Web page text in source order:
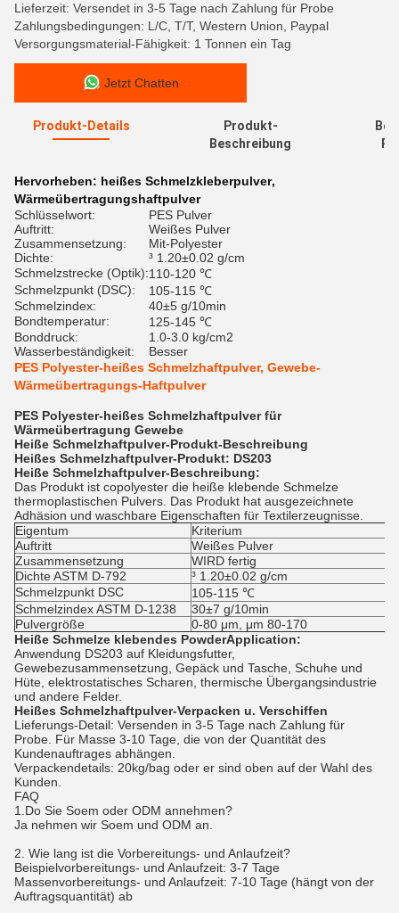
Lieferzeit: Versendet in 3-5 Tage nach Zahlung für Probe
Zahlungsbedingungen: L/C, T/T, Western Union, Paypal
Versorgungsmaterial-Fähigkeit: 1 Tonnen ein Tag
Jetzt Chatten
Produkt-Details
Produkt-
Beschreibung
Hervorheben: heißes Schmelzkleberpulver,
Wärmeübertragungshaftpulver
Schlüsselwort:
PES Pulver
Auftritt:
Weißes Pulver
Zusammensetzung:
Mit-Polyester
Dichte:
³ 1.20±0.02 g/cm
Schmelzstrecke (Optik):110-120 ℃
Schmelzpunkt (DSC):
105-115 ℃
Schmelzindex:
40±5 g/10min
Bondtemperatur:
125-145 ℃
Bonddruck:
1.0-3.0 kg/cm2
Wasserbeständigkeit:
Besser
PES Polyester-heißes Schmelzhaftpulver, Gewebe-
Wärmeübertragungs-Haftpulver
PES Polyester-heißes Schmelzhaftpulver für
Wärmeübertragung Gewebe
Heiße Schmelzhaftpulver-Produkt-Beschreibung
Heißes Schmelzhaftpulver-Produkt: DS203
Heiße Schmelzhaftpulver-Beschreibung:
Das Produkt ist copolyester die heiße klebende Schmelze
thermoplastischen Pulvers. Das Produkt hat ausgezeichnete
Adhäsion und waschbare Eigenschaften für Textilerzeugnisse.
Eigentum
Kriterium
Auftritt
Weißes Pulver
Zusammensetzung
WIRD fertig
Dichte ASTM D-792
³ 1.20±0.02 g/cm
Schmelzpunkt DSC
105-115 ℃
Schmelzindex ASTM D-1238
30±7 g/10min
Pulvergröße
0-80 μm, μm 80-170
Heiße Schmelze klebendes PowderApplication:
Anwendung DS203 auf Kleidungsfutter,
Gewebezusammensetzung, Gepäck und Tasche, Schuhe und
Hüte, elektrostatisches Scharen, thermische Übergangsindustrie
und andere Felder.
Heißes Schmelzhaftpulver-Verpacken u. Verschiffen
Lieferungs-Detail: Versenden in 3-5 Tage nach Zahlung für
Probe. Für Masse 3-10 Tage, die von der Quantität des
Kundenauftrages abhängen.
Verpackendetails: 20kg/bag oder er sind oben auf der Wahl des
Kunden.
FAQ
1.Do Sie Soem oder ODM annehmen?
Ja nehmen wir Soem und ODM an.
2. Wie lang ist die Vorbereitungs- und Anlaufzeit?
Beispielvorbereitungs- und Anlaufzeit: 3-7 Tage
Massenvorbereitungs- und Anlaufzeit: 7-10 Tage (hängt von der
Auftragsquantität) ab